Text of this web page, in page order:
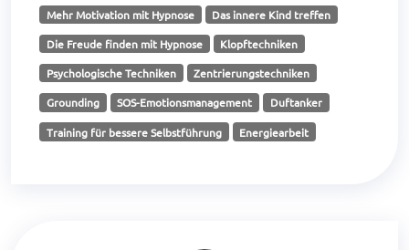
Mehr Motivation mit Hypnose Das innere Kind treffen
Die Freude finden mit Hypnose Klopftechniken
Psychologische Techniken Zentrierungstechniken
Grounding SOS-Emotionsmanagement Duftanker
Training für bessere Selbstführung Energiearbeit